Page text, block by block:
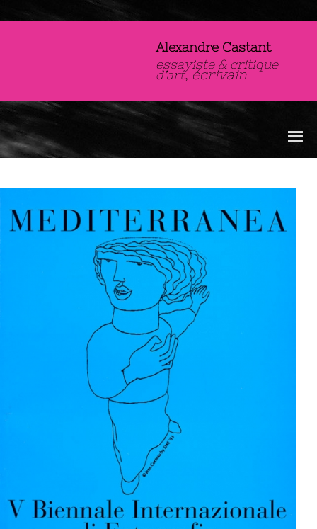
Alexandre Castant
essayiste & critique
d’art, écrivain